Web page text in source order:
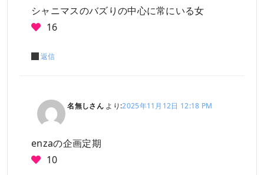
シャニマスのバズりの中心に常にいる女
16
返信
名無しさん より:2025年11月12日 12:18 PM
enzaの企画定期
10